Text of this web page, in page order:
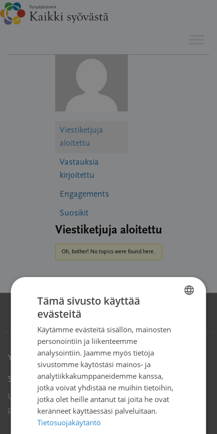
sisältöön
Viestiketjuja
aloitettu
Vastauksia
kirjoitettu
Engagements
Suosikit
Viestiketjuja aloitettu
Oh, bother! No topics were found here.
Yhteystiedot
Syöpäjärjestöt
Unioninkatu 22, 00130 Helsinki
puh. 09 135 331
SWEDISH
Tämä sivusto käyttää
evästeitä
Käytämme evästeitä sisällön, mainosten
personointiin ja liikenteemme
analysointiin. Jaamme myös tietoja
sivustomme käytöstäsi mainos- ja
analytiikkakumppaneidemme kanssa,
jotka voivat yhdistää ne muihin tietoihin,
jotka olet heille antanut tai joita he ovat
keränneet käyttäessäsi palveluitaan.
Tietosuojakäytäntö